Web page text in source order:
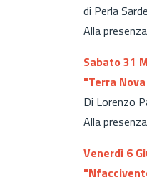
di Perla
Alla
Sabato 31
"Terra
Di Lorenzo
Alla
Venerdì 6